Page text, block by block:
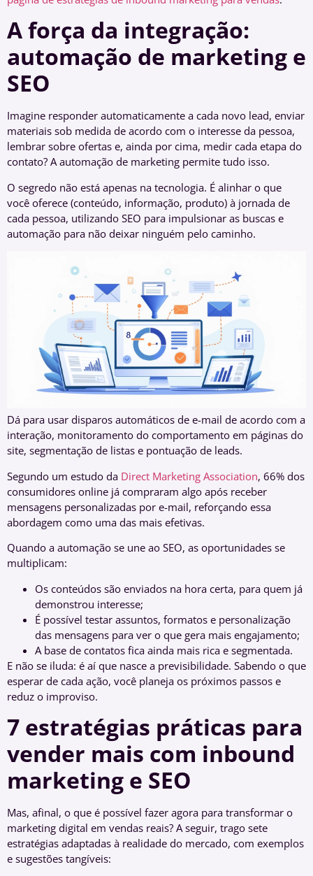
A força da integração:
automação de marketing e
SEO
Imagine responder automaticamente a cada novo lead, enviar
materiais sob medida de acordo com o interesse da pessoa,
lembrar sobre ofertas e, ainda por cima, medir cada etapa do
contato? A automação de marketing permite tudo isso.
O segredo não está apenas na tecnologia. É alinhar o que
você oferece (conteúdo, informação, produto) à jornada de
cada pessoa, utilizando SEO para impulsionar as buscas e
automação para não deixar ninguém pelo caminho.
Dá para usar disparos automáticos de e-mail de acordo com a
interação, monitoramento do comportamento em páginas do
site, segmentação de listas e pontuação de leads.
Segundo um estudo da Direct Marketing Association, 66% dos
consumidores online já compraram algo após receber
mensagens personalizadas por e-mail, reforçando essa
abordagem como uma das mais efetivas.
Quando a automação se une ao SEO, as oportunidades se
multiplicam:
Os conteúdos são enviados na hora certa, para quem já
demonstrou interesse;
É possível testar assuntos, formatos e personalização
das mensagens para ver o que gera mais engajamento;
A base de contatos fica ainda mais rica e segmentada.
E não se iluda: é aí que nasce a previsibilidade. Sabendo o que
esperar de cada ação, você planeja os próximos passos e
reduz o improviso.
7 estratégias práticas para
vender mais com inbound
marketing e SEO
Mas, afinal, o que é possível fazer agora para transformar o
marketing digital em vendas reais? A seguir, trago sete
estratégias adaptadas à realidade do mercado, com exemplos
e sugestões tangíveis: